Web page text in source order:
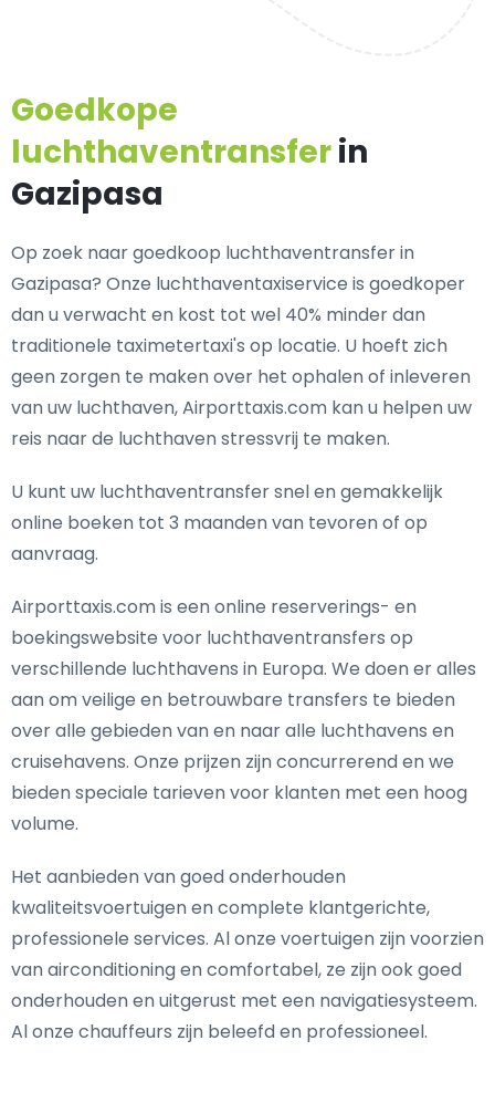
Goedkope
luchthaventransferin
Gazipasa
Op zoek naar goedkoop luchthaventransfer in
Gazipasa? Onze luchthaventaxiservice is goedkoper
dan u verwacht en kost tot wel 40% minder dan
traditionele taximetertaxi's op locatie. U hoeft zich
geen zorgen te maken over het ophalen of inleveren
van uw luchthaven, Airporttaxis.com kan u helpen uw
reis naar de luchthaven stressvrij te maken.
U kunt uw luchthaventransfer snel en gemakkelijk
online boeken tot 3 maanden van tevoren of op
aanvraag.
Airporttaxis.com is een online reserverings- en
boekingswebsite voor luchthaventransfers op
verschillende luchthavens in Europa. We doen er alles
aan om veilige en betrouwbare transfers te bieden
over alle gebieden van en naar alle luchthavens en
cruisehavens. Onze prijzen zijn concurrerend en we
bieden speciale tarieven voor klanten met een hoog
volume.
Het aanbieden van goed onderhouden
kwaliteitsvoertuigen en complete klantgerichte,
professionele services. Al onze voertuigen zijn voorzien
van airconditioning en comfortabel, ze zijn ook goed
onderhouden en uitgerust met een navigatiesysteem.
Al onze chauffeurs zijn beleefd en professioneel.